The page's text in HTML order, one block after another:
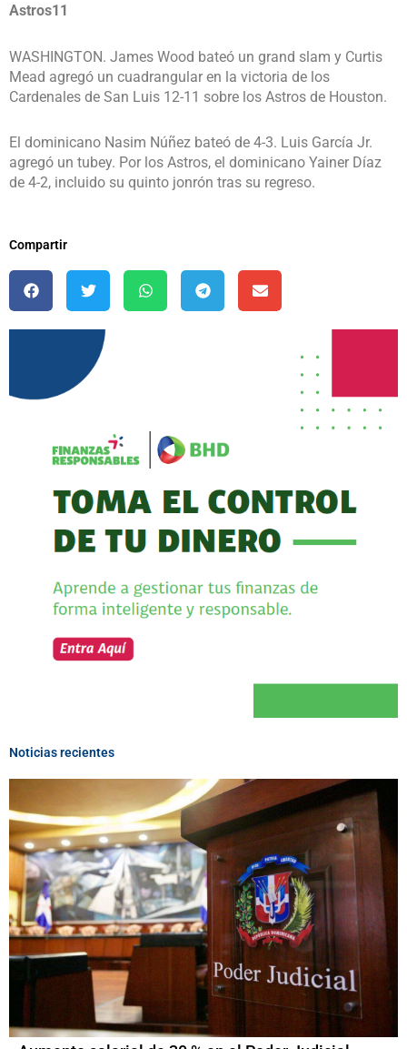
Astros11
WASHINGTON. James Wood bateó un grand slam y Curtis
Mead agregó un cuadrangular en la victoria de los
Cardenales de San Luis 12-11 sobre los Astros de Houston.
El dominicano Nasim Núñez bateó de 4-3. Luis García Jr.
agregó un tubey. Por los Astros, el dominicano Yainer Díaz
de 4-2, incluido su quinto jonrón tras su regreso.
Compartir
Noticias recientes